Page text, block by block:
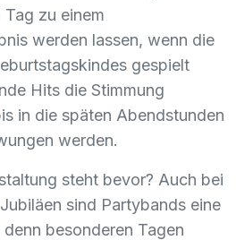
zu einem
werden lassen, wenn die
gespielt
Hits die Stimmung
in die späten Abendstunden
werden.
steht bevor? Auch bei
sind Partybands eine
besonderen Tagen